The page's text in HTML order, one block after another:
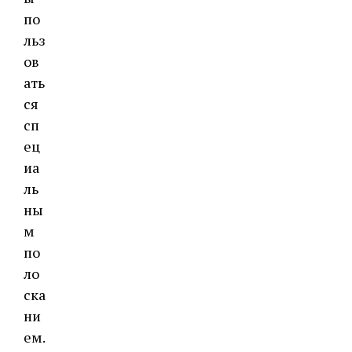
по
льз
ов
ать
ся
сп
ец
иа
ль
ны
м
по
ло
ска
ни
ем.